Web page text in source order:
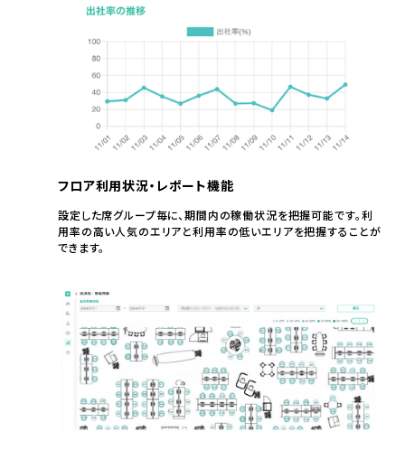
フロア利用状況・レポート機能
設定した席グループ毎に、期間内の稼働状況を把握可能です。利
用率の高い人気のエリアと利用率の低いエリアを把握することが
できます。